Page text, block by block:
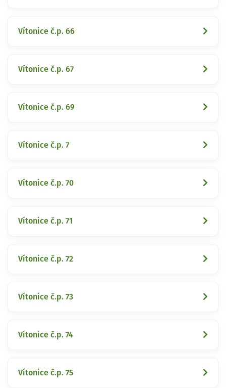
Vítonice č.p. 66
Vítonice č.p. 67
Vítonice č.p. 69
Vítonice č.p. 7
Vítonice č.p. 70
Vítonice č.p. 71
Vítonice č.p. 72
Vítonice č.p. 73
Vítonice č.p. 74
Vítonice č.p. 75